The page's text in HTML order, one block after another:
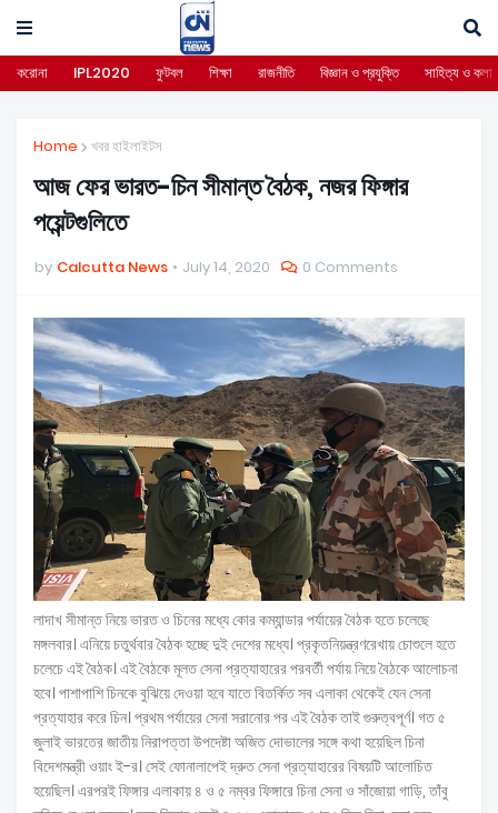
করোনা IPL2020 ফুটবল শিক্ষা রাজনীতি বিজ্ঞান ও প্রযুক্তি সাহিত্য ও কলা
Home খবর হাইলাইটস
আজ ফের ভারত-চিন সীমান্ত বৈঠক, নজর ফিঙ্গার
পয়েন্টগুলিতে
by Calcutta News July 14, 2020 0 Comments
লাদাখ সীমান্ত নিয়ে ভারত ও চিনের মধ্যে কোর কম্যান্ডার পর্যায়ের বৈঠক হতে চলেছে
মঙ্গলবার। এনিয়ে চতুর্থবার বৈঠক হচ্ছে দুই দেশের মধ্যে। প্রকৃতনিয়ন্ত্রণরেখায় চোশুলে হতে
চলেচে এই বৈঠক। এই বৈঠকে মূলত সেনা প্রত্যাহারের পরবর্তী পর্যায় নিয়ে বৈঠকে আলোচনা
হবে। পাশাপাশি চিনকে বুঝিয়ে দেওয়া হবে যাতে বিতর্কিত সব এলাকা থেকেই যেন সেনা
প্রত্যাহার করে চিন। প্রথম পর্যায়ের সেনা সরানোর পর এই বৈঠক তাই গুরুত্বপূর্ণ। গত ৫
জুলাই ভারতের জাতীয় নিরাপত্তা উপদেষ্টা অজিত দোভালের সঙ্গে কথা হয়েছিল চিনা
বিদেশমন্ত্রী ওয়াং ই-র। সেই ফোনালাপেই দ্রুত সেনা প্রত্যাহারের বিষয়টি আলোচিত
হয়েছিল। এরপরই ফিঙ্গার এলাকায় ৪ ও ৫ নম্বর ফিঙ্গারে চিনা সেনা ও সাঁজোয়া গাড়ি, তাঁবু